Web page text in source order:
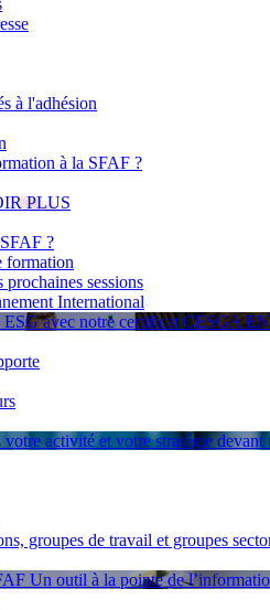
à l'adhésion
à la SFAF ?
PLUS
?
formation
sessions
International
avec notre certificat CESGA
votre activité et votre stratégie
groupes de travail et groupes
Un outil à la pointe de